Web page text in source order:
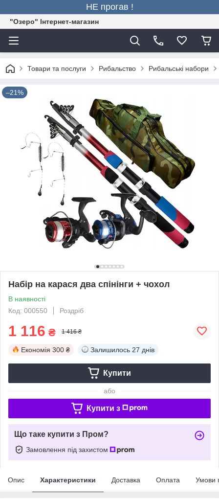
НЕ прогав !
"Озеро" Інтернет-магазин
Товари та послуги Рибальство Рибальські набори
–21%
Набір на карася два спінінги + чохол
В наявності
Код: 000550
Роздріб
1 116 ₴ 1 416 ₴
Економія 300 ₴ Залишилось 27 днів
Купити
або
Купити з
Що таке купити з Пром?
Замовлення під захистом
Опис Характеристики Доставка Оплата Умови